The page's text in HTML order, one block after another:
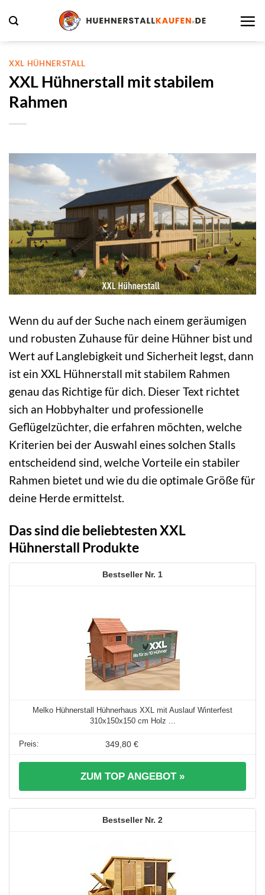
Inhalt
springen
XXL HÜHNERSTALL
XXL Hühnerstall mit stabilem
Rahmen
Wenn du auf der Suche nach einem geräumigen
und robusten Zuhause für deine Hühner bist und
Wert auf Langlebigkeit und Sicherheit legst, dann
ist ein XXL Hühnerstall mit stabilem Rahmen
genau das Richtige für dich. Dieser Text richtet
sich an Hobbyhalter und professionelle
Geflügelzüchter, die erfahren möchten, welche
Kriterien bei der Auswahl eines solchen Stalls
entscheidend sind, welche Vorteile ein stabiler
Rahmen bietet und wie du die optimale Größe für
deine Herde ermittelst.
Das sind die beliebtesten XXL
Hühnerstall Produkte
1
Melko Hühnerstall Hühnerhaus XXL mit Auslauf Winterfest
310x150x150 cm Holz ...
349,80 €
ZUM TOP ANGEBOT »
2